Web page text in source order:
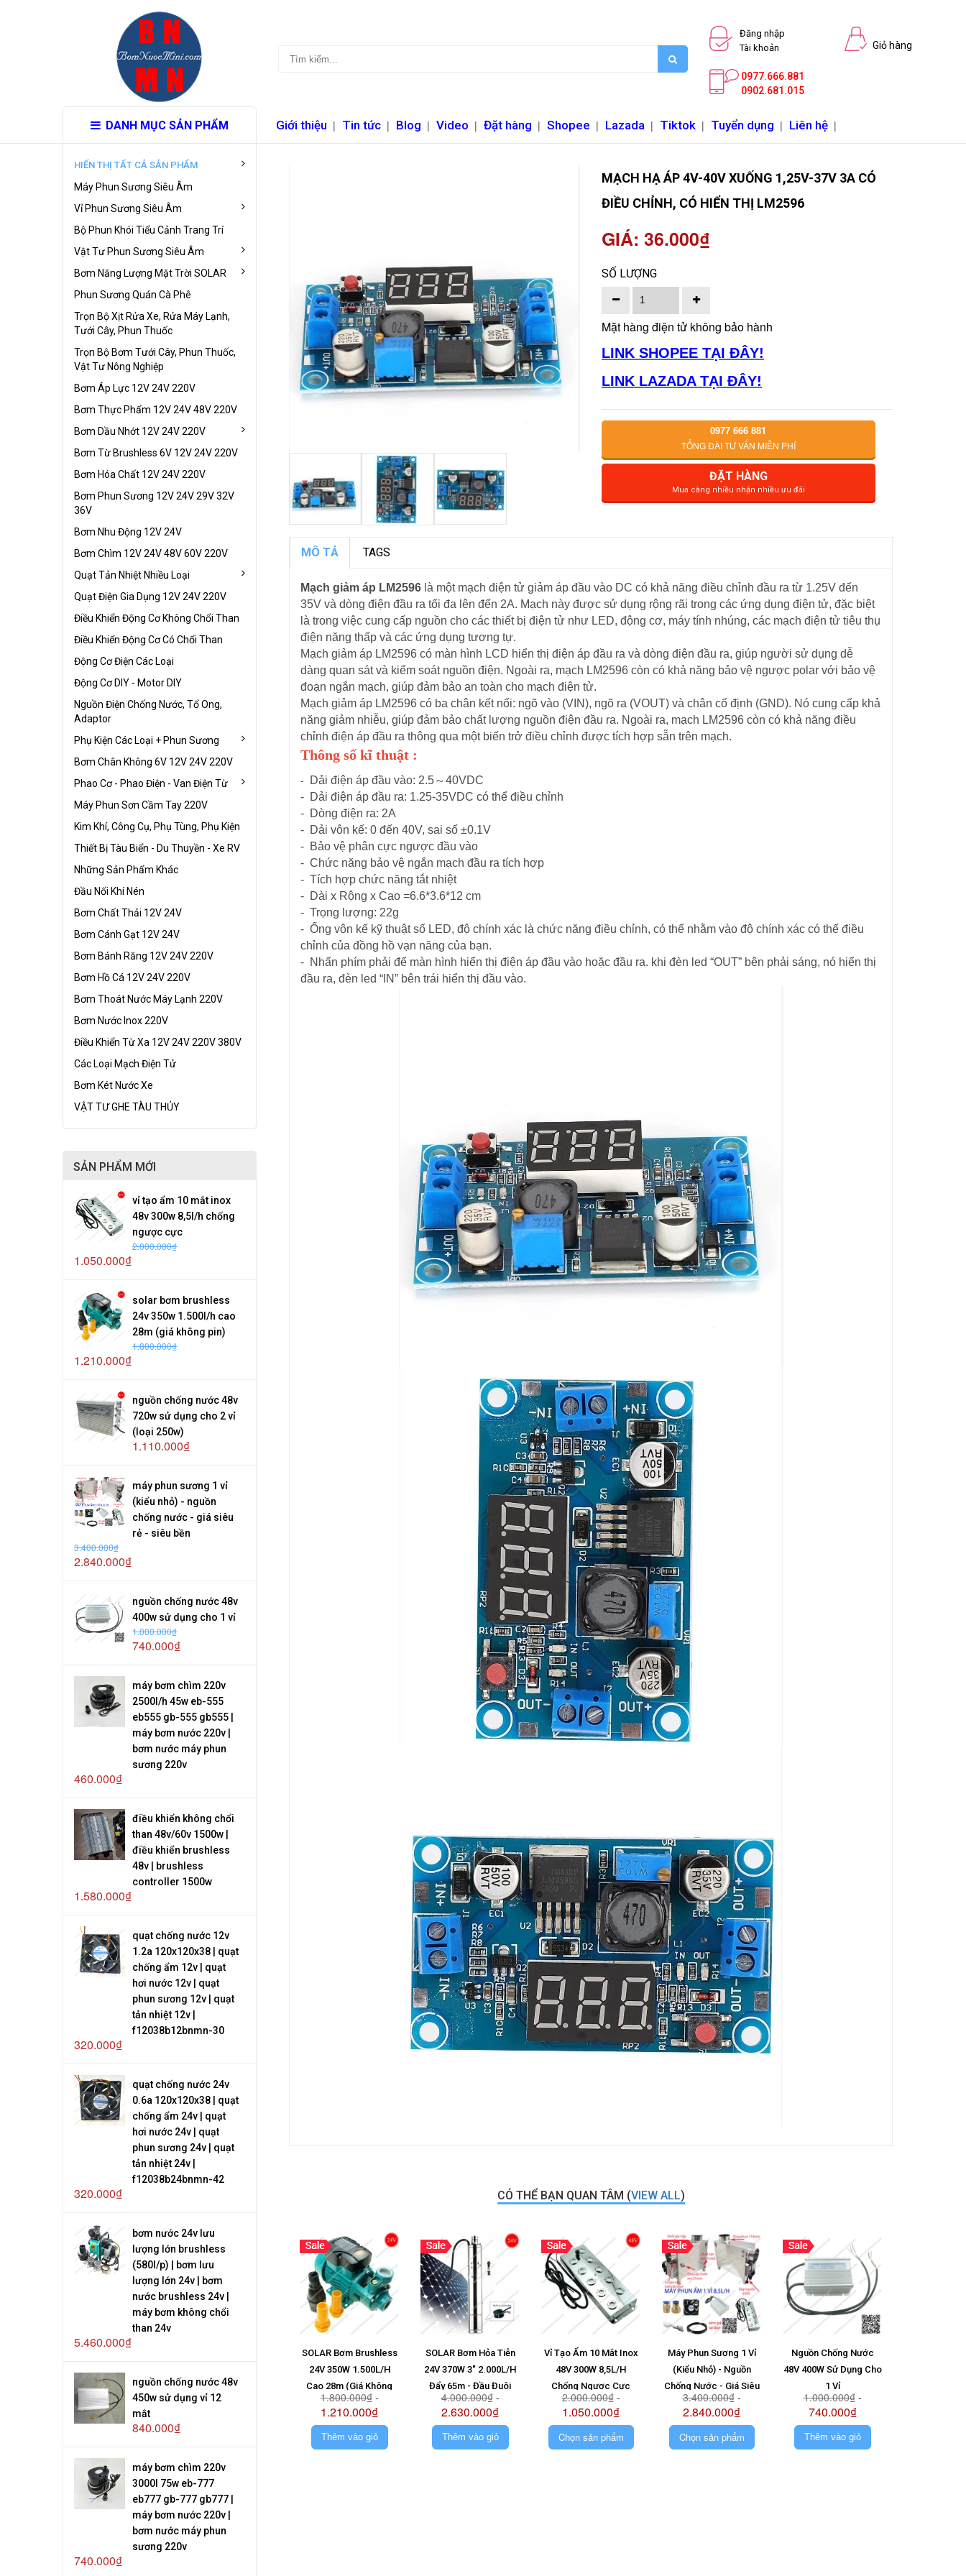
Đăng nhập
Tài khoản
Giỏ hàng
0977.666.881
0902.681.015
DANH MỤC SẢN PHẨM Giới thiệu | Tin tức | Blog | Video | Đặt hàng | Shopee | Lazada | Tiktok | Tuyển dụng | Liên hệ |
HIỂN THỊ TẤT CẢ SẢN PHẨM
Máy Phun Sương Siêu Âm
Vỉ Phun Sương Siêu Âm
Bộ Phun Khói Tiểu Cảnh Trang Trí
Vật Tư Phun Sương Siêu Âm
Bơm Năng Lượng Mặt Trời SOLAR
Phun Sương Quán Cà Phê
Trọn Bộ Xịt Rửa Xe, Rửa Máy Lạnh,
Tưới Cây, Phun Thuốc
Trọn Bộ Bơm Tưới Cây, Phun Thuốc,
Vật Tư Nông Nghiệp
Bơm Áp Lực 12V 24V 220V
Bơm Thực Phẩm 12V 24V 48V 220V
Bơm Dầu Nhớt 12V 24V 220V
Bơm Từ Brushless 6V 12V 24V 220V
Bơm Hóa Chất 12V 24V 220V
Bơm Phun Sương 12V 24V 29V 32V
36V
Bơm Nhu Động 12V 24V
Bơm Chìm 12V 24V 48V 60V 220V
Quạt Tản Nhiệt Nhiều Loại
Quạt Điện Gia Dụng 12V 24V 220V
Điều Khiển Động Cơ Không Chổi Than
Điều Khiển Động Cơ Có Chổi Than
Động Cơ Điện Các Loại
Động Cơ DIY - Motor DIY
Nguồn Điện Chống Nước, Tổ Ong,
Adaptor
Phụ Kiện Các Loại + Phun Sương
Bơm Chân Không 6V 12V 24V 220V
Phao Cơ - Phao Điện - Van Điện Từ
Máy Phun Sơn Cầm Tay 220V
Kim Khí, Công Cụ, Phụ Tùng, Phụ Kiện
Thiết Bị Tàu Biển - Du Thuyền - Xe RV
Những Sản Phẩm Khác
Đầu Nối Khí Nén
Bơm Chất Thải 12V 24V
Bơm Cánh Gạt 12V 24V
Bơm Bánh Răng 12V 24V 220V
Bơm Hồ Cá 12V 24V 220V
Bơm Thoát Nước Máy Lạnh 220V
Bơm Nước Inox 220V
Điều Khiển Từ Xa 12V 24V 220V 380V
Các Loại Mạch Điện Tử
Bơm Két Nước Xe
VẬT TƯ GHE TÀU THỦY
SẢN PHẨM MỚI
vỉ tạo ẩm 10 mắt inox
48v 300w 8,5l/h chống
ngược cực
2.000.000₫
1.050.000₫
solar bơm brushless
24v 350w 1.500l/h cao
28m (giá không pin)
1.800.000₫
1.210.000₫
nguồn chống nước 48v
720w sử dụng cho 2 vỉ
(loại 250w)
1.110.000₫
máy phun sương 1 vỉ
(kiểu nhỏ) - nguồn
chống nước - giá siêu
rẻ - siêu bền
3.400.000₫
2.840.000₫
nguồn chống nước 48v
400w sử dụng cho 1 vỉ
1.000.000₫
740.000₫
máy bơm chìm 220v
2500l/h 45w eb-555
eb555 gb-555 gb555 |
máy bơm nước 220v |
bơm nước máy phun
sương 220v
460.000₫
điều khiển không chổi
than 48v/60v 1500w |
điều khiển brushless
48v | brushless
controller 1500w
1.580.000₫
quạt chống nước 12v
1.2a 120x120x38 | quạt
chống ẩm 12v | quạt
hơi nước 12v | quạt
phun sương 12v | quạt
tản nhiệt 12v |
f12038b12bnmn-30
320.000₫
quạt chống nước 24v
0.6a 120x120x38 | quạt
chống ẩm 24v | quạt
hơi nước 24v | quạt
phun sương 24v | quạt
tản nhiệt 24v |
f12038b24bnmn-42
320.000₫
bơm nước 24v lưu
lượng lớn brushless
(580l/p) | bơm lưu
lượng lớn 24v | bơm
nước brushless 24v |
máy bơm không chổi
than 24v
5.460.000₫
nguồn chống nước 48v
450w sử dụng vỉ 12
mắt
840.000₫
máy bơm chìm 220v
3000l 75w eb-777
eb777 gb-777 gb777 |
máy bơm nước 220v |
bơm nước máy phun
sương 220v
740.000₫
MẠCH HẠ ÁP 4V-40V XUỐNG 1,25V-37V 3A CÓ
ĐIỀU CHỈNH, CÓ HIỂN THỊ LM2596
GIÁ: 36.000₫
SỐ LƯỢNG
Mặt hàng điện tử không bảo hành
LINK SHOPEE TẠI ĐÂY!
LINK LAZADA TẠI ĐÂY!
0977 666 881
TỔNG ĐÀI TƯ VẤN MIỄN PHÍ
ĐẶT HÀNG
Mua càng nhiều nhận nhiều ưu đãi
MÔ TẢ TAGS
Mạch giảm áp LM2596 là một mạch điện tử giảm áp đầu vào DC có khả năng điều chỉnh đầu ra từ 1.25V đến
35V và dòng điện đầu ra tối đa lên đến 2A. Mạch này được sử dụng rộng rãi trong các ứng dụng điện tử, đặc biệt
là trong việc cung cấp nguồn cho các thiết bị điện tử như LED, động cơ, máy tính nhúng, các mạch điện tử tiêu thụ
điện năng thấp và các ứng dụng tương tự.
Mạch giảm áp LM2596 có màn hình LCD hiển thị điện áp đầu ra và dòng điện đầu ra, giúp người sử dụng dễ
dàng quan sát và kiểm soát nguồn điện. Ngoài ra, mạch LM2596 còn có khả năng bảo vệ ngược polar với bảo vệ
đoạn ngắn mạch, giúp đảm bảo an toàn cho mạch điện tử.
Mạch giảm áp LM2596 có ba chân kết nối: ngõ vào (VIN), ngõ ra (VOUT) và chân cố định (GND). Nó cung cấp khả
năng giảm nhiễu, giúp đảm bảo chất lượng nguồn điện đầu ra. Ngoài ra, mạch LM2596 còn có khả năng điều
chỉnh điện áp đầu ra thông qua một biến trở điều chỉnh được tích hợp sẵn trên mạch.
Thông số kĩ thuật :
- Dải điện áp đầu vào: 2.5～40VDC
- Dải điện áp đầu ra: 1.25-35VDC có thể điều chỉnh
- Dòng điện ra: 2A
- Dải vôn kế: 0 đến 40V, sai số ±0.1V
- Bảo vệ phân cực ngược đầu vào
- Chức năng bảo vệ ngắn mạch đầu ra tích hợp
- Tích hợp chức năng tắt nhiệt
- Dài x Rộng x Cao =6.6*3.6*12 cm
- Trọng lượng: 22g
- Ống vôn kế kỹ thuật số LED, độ chính xác là chức năng điều chỉnh, có thể nhằm vào độ chính xác có thể điều
chỉnh của đồng hồ vạn năng của bạn.
- Nhấn phím phải để màn hình hiển thị điện áp đầu vào hoặc đầu ra. khi đèn led “OUT” bên phải sáng, nó hiển thị
đầu ra, đèn led “IN” bên trái hiển thị đầu vào.
CÓ THỂ BẠN QUAN TÂM (VIEW ALL)
SOLAR Bơm Brushless
24V 350W 1.500L/H
Cao 28m (Giá Không
Pin)
1.800.000₫-
1.210.000₫
Thêm vào giỏ
SOLAR Bơm Hỏa Tiễn
24V 370W 3" 2.000L/H
Đẩy 65m - Đầu Đuôi
Chuột (Giá Không Pin)
4.000.000₫-
2.630.000₫
Thêm vào giỏ
Vỉ Tạo Ẩm 10 Mắt Inox
48V 300W 8,5L/H
Chống Ngược Cực
2.000.000₫-
1.050.000₫
Chọn sản phẩm
Máy Phun Sương 1 Vỉ
(Kiểu Nhỏ) - Nguồn
Chống Nước - Giá Siêu
Rẻ - Siêu Bền
3.400.000₫-
2.840.000₫
Chọn sản phẩm
Nguồn Chống Nước
48V 400W Sử Dụng Cho
1 Vỉ
1.000.000₫-
740.000₫
Thêm vào giỏ